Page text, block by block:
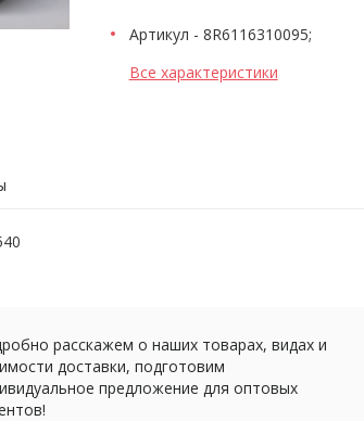
Артикул - 8R6116310095;
Все характеристики
расскажем о наших товарах, видах и
доставки, подготовим
предложение для оптовых